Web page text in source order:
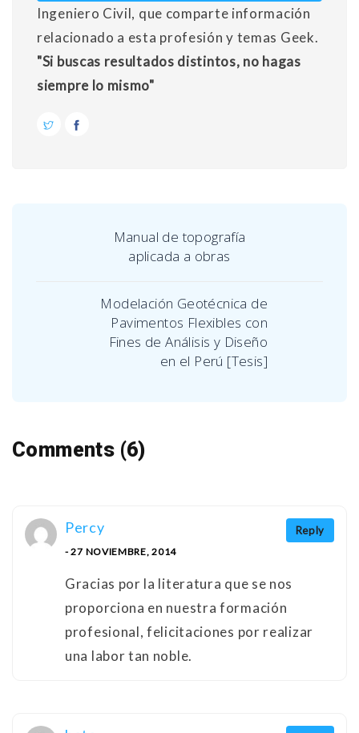
Ingeniero Civil, que comparte información
relacionado a esta profesión y temas Geek.
"Si buscas resultados distintos, no hagas
siempre lo mismo"
Manual de topografía
aplicada a obras
Modelación Geotécnica de
Pavimentos Flexibles con
Fines de Análisis y Diseño
en el Perú [Tesis]
Comments (6)
Reply
Percy
- 27 NOVIEMBRE, 2014
Gracias por la literatura que se nos
proporciona en nuestra formación
profesional, felicitaciones por realizar
una labor tan noble.